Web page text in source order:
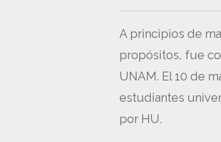
A principios de
propósitos, fue
UNAM. El 10 de
estudiantes
por HU.